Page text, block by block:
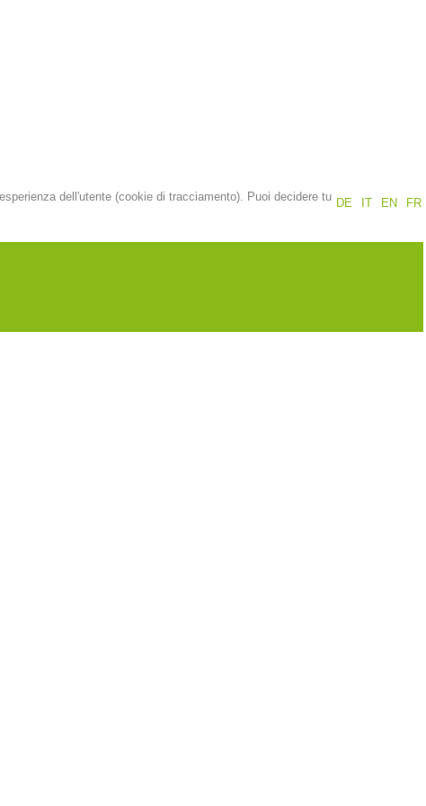
Contatti
DE
IT EN FR
dell'utente (cookie di tracciamento). Puoi decidere tu